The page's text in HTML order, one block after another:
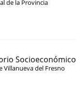
de la Provincia
Socioeconómico
Villanueva del Fresno